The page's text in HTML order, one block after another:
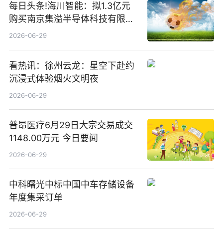
每日头条!海川智能：拟1.3亿元
购买南京集溢半导体科技有限公
司15.3%股权
2026-06-29
看热讯：徐州云龙：星空下赴约
沉浸式体验烟火文明夜
2026-06-29
普昂医疗6月29日大宗交易成交
1148.00万元 今日要闻
2026-06-29
中科曙光中标中国中车存储设备
年度集采订单
2026-06-29